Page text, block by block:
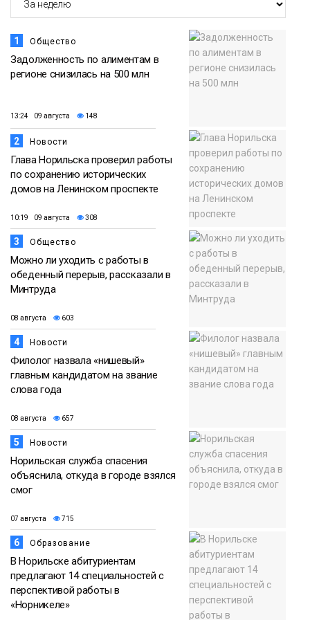
1 Общество
Задолженность по алиментам в
регионе снизилась на 500 млн
13:24 09 августа 148
2 Новости
Глава Норильска проверил работы
по сохранению исторических
домов на Ленинском проспекте
10:19 09 августа 308
3 Общество
Можно ли уходить с работы в
обеденный перерыв, рассказали в
Минтруда
08 августа 603
4 Новости
Филолог назвала «нишевый»
главным кандидатом на звание
слова года
08 августа 657
5 Новости
Норильская служба спасения
объяснила, откуда в городе взялся
смог
07 августа 715
6 Образование
В Норильске абитуриентам
предлагают 14 специальностей с
перспективой работы в
«Норникеле»